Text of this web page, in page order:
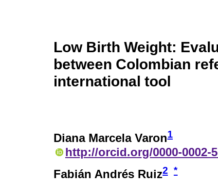
Low Birth Weight:
between Colombian
international tool
Diana Marcela Varon1
http://orcid.org/0000-0002-
Fabián Andrés Ruiz2 *